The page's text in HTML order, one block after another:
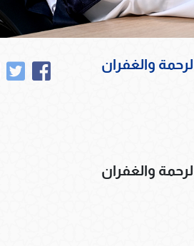
والغفران
والغفران